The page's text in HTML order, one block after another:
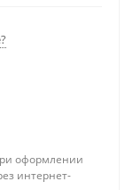
оформлении
интернет-